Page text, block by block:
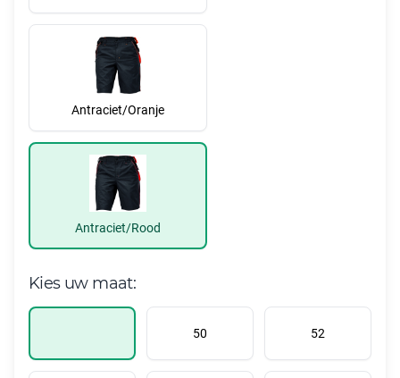
Antraciet/Oranje
Antraciet/Rood
Kies uw maat:
50 52